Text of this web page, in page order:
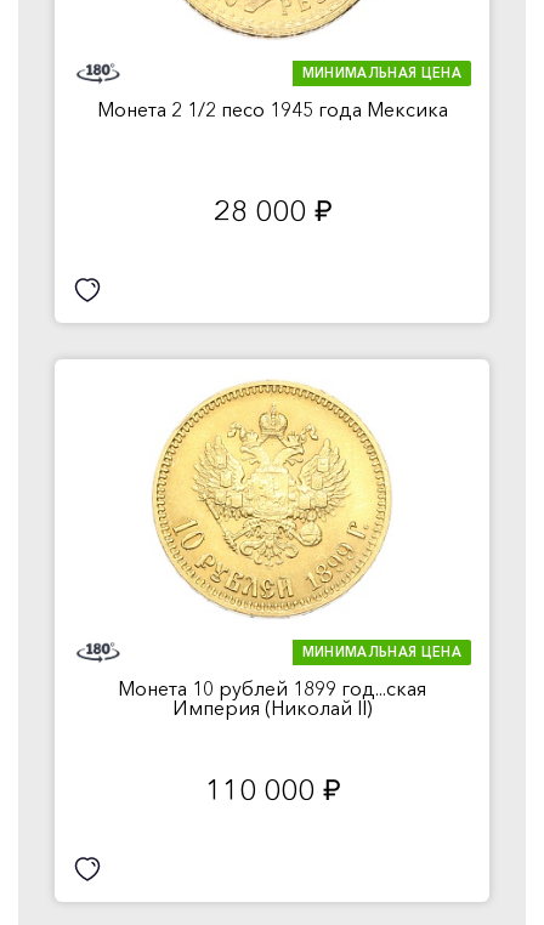
МИНИМАЛЬНАЯ ЦЕНА
Монета 2 1/2 песо 1945 года Мексика
28 000 руб.
МИНИМАЛЬНАЯ ЦЕНА
Монета 10 рублей 1899 год...ская
Империя (Николай II)
110 000 руб.